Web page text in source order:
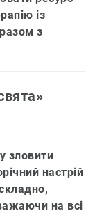
із
з
зловити
настрій
на всі